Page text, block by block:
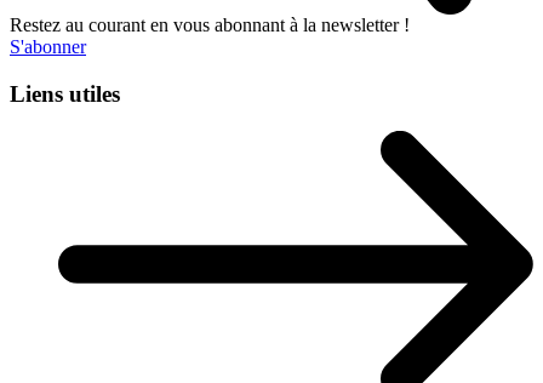
Restez au courant en vous abonnant à la newsletter !
S'abonner
Liens utiles